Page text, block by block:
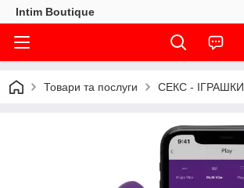
Intim Boutique
Товари та послуги СЕКС - ІГРАШКИ